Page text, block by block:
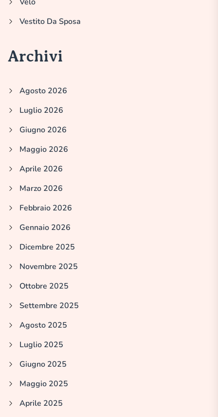
Vestito Da Sposa
Archivi
Agosto 2026
Luglio 2026
Giugno 2026
Maggio 2026
Aprile 2026
Marzo 2026
Febbraio 2026
Gennaio 2026
Dicembre 2025
Novembre 2025
Ottobre 2025
Settembre 2025
Agosto 2025
Luglio 2025
Giugno 2025
Maggio 2025
Aprile 2025